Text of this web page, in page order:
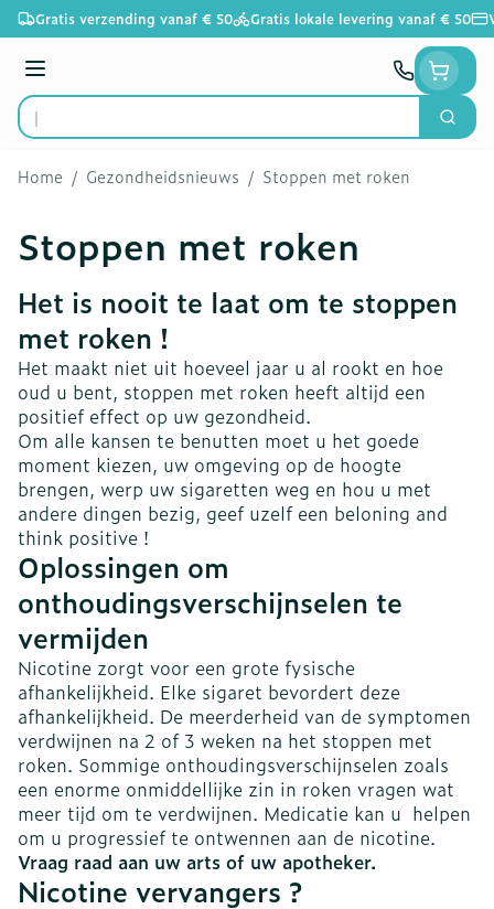
Ga naar de inhoud
Gratis verzending vanaf € 50 Gratis lokale levering vanaf € 50
Menu
Product, merk, categorie...
Zoek
Home / Gezondheidsnieuws / Stoppen met roken
Stoppen met roken
Het is nooit te laat om te stoppen
met roken !
Het maakt niet uit hoeveel jaar u al rookt en hoe
oud u bent, stoppen met roken heeft altijd een
positief effect op uw gezondheid.
Om alle kansen te benutten moet u het goede
moment kiezen, uw omgeving op de hoogte
brengen, werp uw sigaretten weg en hou u met
andere dingen bezig, geef uzelf een beloning and
think positive !
Oplossingen om
onthoudingsverschijnselen te
vermijden
Nicotine zorgt voor een grote fysische
afhankelijkheid. Elke sigaret bevordert deze
afhankelijkheid. De meerderheid van de symptomen
verdwijnen na 2 of 3 weken na het stoppen met
roken. Sommige onthoudingsverschijnselen zoals
een enorme onmiddellijke zin in roken vragen wat
meer tijd om te verdwijnen. Medicatie kan u helpen
om u progressief te ontwennen aan de nicotine.
Vraag raad aan uw arts of uw apotheker.
Nicotine vervangers ?